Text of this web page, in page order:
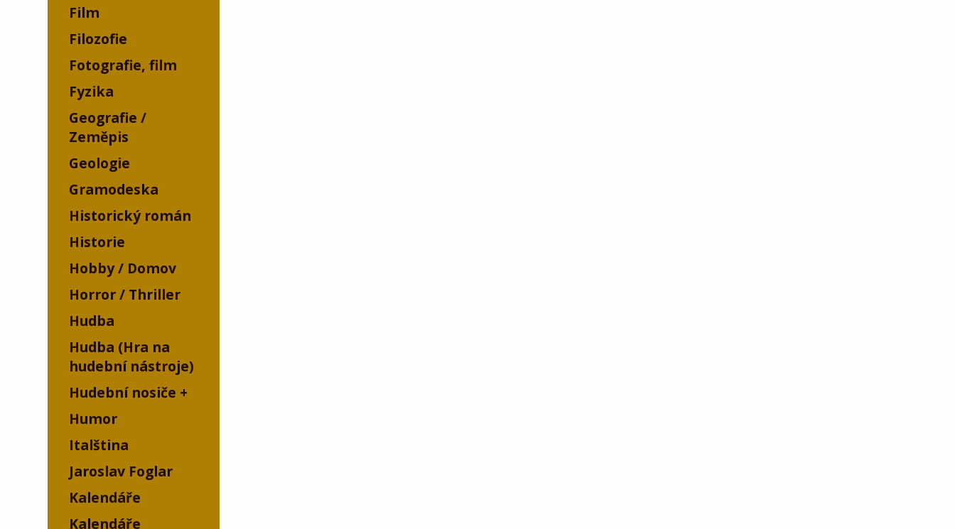
Film
Filozofie
Fotografie, film
Fyzika
Geografie /
Zeměpis
Geologie
Gramodeska
Historický román
Historie
Hobby / Domov
Horror / Thriller
Hudba
Hudba (Hra na
hudební nástroje)
Hudební nosiče
Humor
Italština
Jaroslav Foglar
Kalendáře
Kalendáře